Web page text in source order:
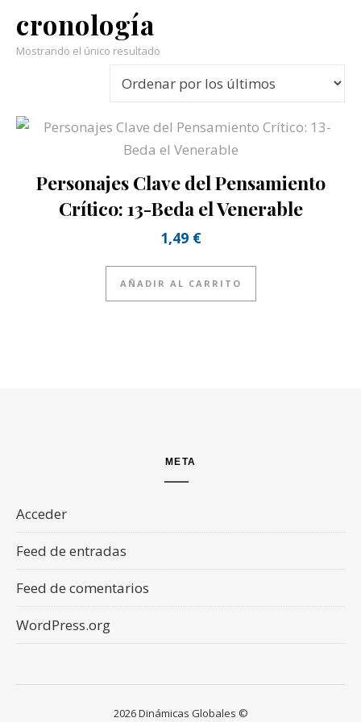
cronología
Mostrando el único resultado
Personajes Clave del Pensamiento
Crítico: 13-Beda el Venerable
1,49 €
AÑADIR AL CARRITO
META
Acceder
Feed de entradas
Feed de comentarios
WordPress.org
2026 Dinámicas Globales ©